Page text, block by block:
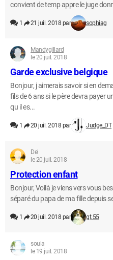
convient de temp appre le juge
1 21 juil. 2018 par sophiag
Mandygillard
le 20 juil. 2018
Garde exclusive belgique
Bonjour, j aimerais savoir si en
fils de 6 ans si le père devra payer
qu il es...
1 20 juil. 2018 par Judge_DT
Del
le 20 juil. 2018
Protection enfant
Bonjour, Voilà je viens vers vous
séparé du papa de ma fille depuis
1 20 juil. 2018 par gt.55
soula
le 19 juil. 2018